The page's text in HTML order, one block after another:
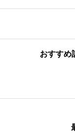
おすすめ